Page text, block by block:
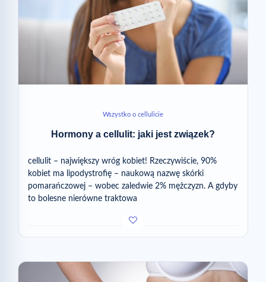
Wszystko o cellulicie
Hormony a cellulit: jaki jest związek?
cellulit – największy wróg kobiet! Rzeczywiście, 90%
kobiet ma lipodystrofię – naukową nazwę skórki
pomarańczowej – wobec zaledwie 2% mężczyzn. A gdyby
to bolesne nierówne traktowa